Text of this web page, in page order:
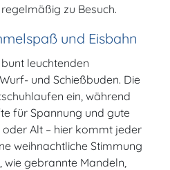
zu Besuch.
und Eisbahn
leuchtenden
und Schießbuden. Die
ein, während
für Spannung und gute
Alt – hier kommt jeder
weihnachtliche Stimmung
wie gebrannte Mandeln,